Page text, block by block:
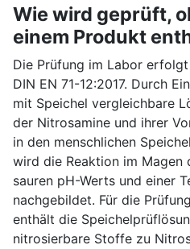
Wie wird geprüft,
einem Produkt
Die Prüfung im Labor
DIN EN 71-12:2017. Durch
mit Speichel vergleichbare
der Nitrosamine und ihrer
in den menschlichen
wird die Reaktion im Magen
sauren pH-Werts und einer
nachgebildet. Für die
enthält die
nitrosierbare Stoffe zu